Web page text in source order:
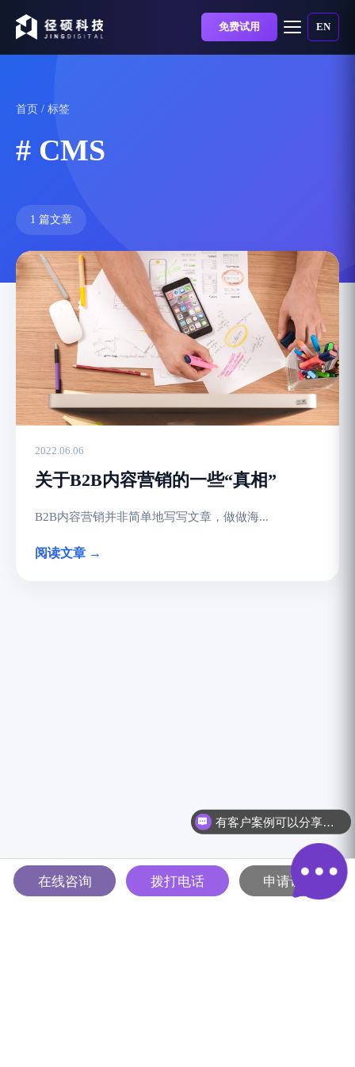
免费试用 EN
首页 / 标签
# CMS
1 篇文章
2022.06.06
关于B2B内容营销的一些“真相”
B2B内容营销并非简单地写写文章，做做海...
阅读文章 →
有客户案例可以分享吗？
在线咨询 拨打电话 申请试用